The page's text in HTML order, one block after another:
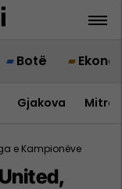
Botë
Gjakova
e Kampionëve